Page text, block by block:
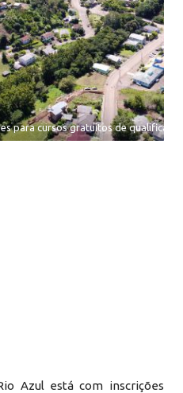
para cursos gratuitos de
Azul está com inscrições